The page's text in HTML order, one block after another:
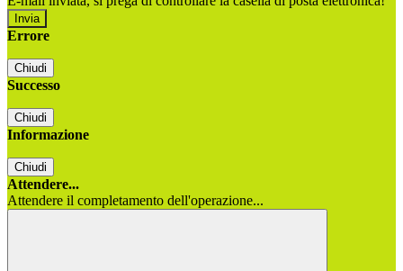
Errore
Chiudi
Successo
Chiudi
Informazione
Chiudi
Attendere...
Attendere il completamento dell'operazione...